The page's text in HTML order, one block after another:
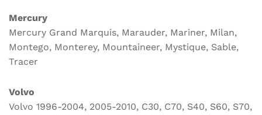
Mercury
Mercury Grand Marquis, Marauder, Mariner, Milan,
Montego, Monterey, Mountaineer, Mystique, Sable,
Tracer
Volvo
Volvo 1996-2004, 2005-2010, C30, C70, S40, S60, S70,